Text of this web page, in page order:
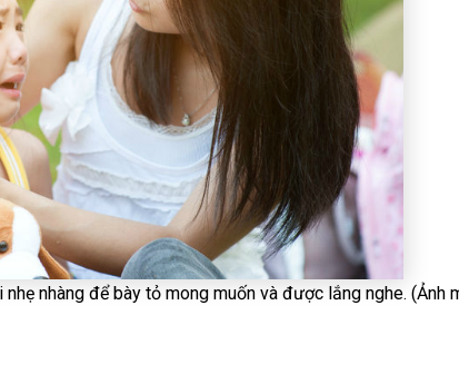
nhàng để bày tỏ mong muốn và được lắng nghe. (Ảnh